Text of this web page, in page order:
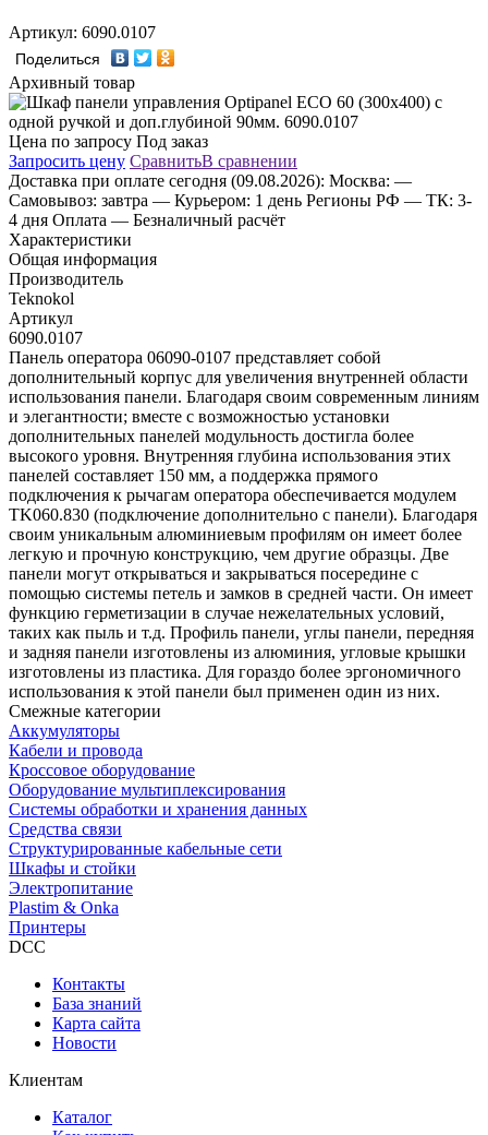
Артикул: 6090.0107
Поделиться
Архивный товар
Цена по запросу Под заказ
Запросить цену СравнитьВ сравнении
Доставка при оплате сегодня (09.08.2026): Москва: —
Самовывоз: завтра — Курьером: 1 день Регионы РФ — ТК: 3-
4 дня Оплата — Безналичный расчёт
Характеристики
Общая информация
Производитель
Teknokol
Артикул
6090.0107
Панель оператора 06090-0107 представляет собой
дополнительный корпус для увеличения внутренней области
использования панели. Благодаря своим современным линиям
и элегантности; вместе с возможностью установки
дополнительных панелей модульность достигла более
высокого уровня. Внутренняя глубина использования этих
панелей составляет 150 мм, а поддержка прямого
подключения к рычагам оператора обеспечивается модулем
TK060.830 (подключение дополнительно с панели). Благодаря
своим уникальным алюминиевым профилям он имеет более
легкую и прочную конструкцию, чем другие образцы. Две
панели могут открываться и закрываться посередине с
помощью системы петель и замков в средней части. Он имеет
функцию герметизации в случае нежелательных условий,
таких как пыль и т.д. Профиль панели, углы панели, передняя
и задняя панели изготовлены из алюминия, угловые крышки
изготовлены из пластика. Для гораздо более эргономичного
использования к этой панели был применен один из них.
Смежные категории
Аккумуляторы
Кабели и провода
Кроссовое оборудование
Оборудование мультиплексирования
Системы обработки и хранения данных
Средства связи
Структурированные кабельные сети
Шкафы и стойки
Электропитание
Plastim & Onka
Принтеры
DCC
Контакты
База знаний
Карта сайта
Новости
Клиентам
Каталог